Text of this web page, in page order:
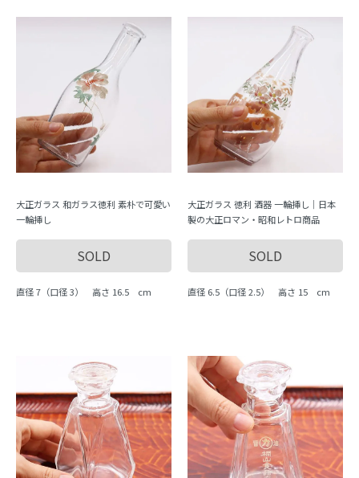
大正ガラス 和ガラス徳利 素朴で可愛い
一輪挿し
SOLD
直径 7（口径 3） 高さ 16.5 cm
大正ガラス 徳利 酒器 一輪挿し｜日本
製の大正ロマン・昭和レトロ商品
SOLD
直径 6.5（口径 2.5） 高さ 15 cm